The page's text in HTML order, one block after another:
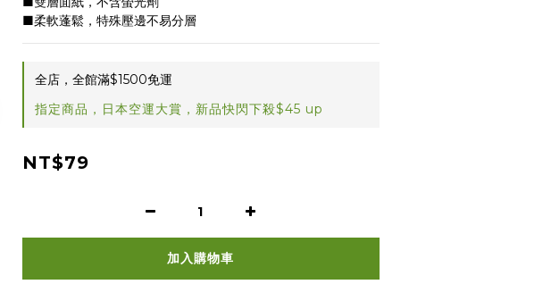
■柔軟蓬鬆，特殊壓邊不易分層
全店，全館滿$1500免運
指定商品，日本空運大賞，新品快閃下殺$45 up
NT$79
加入購物車